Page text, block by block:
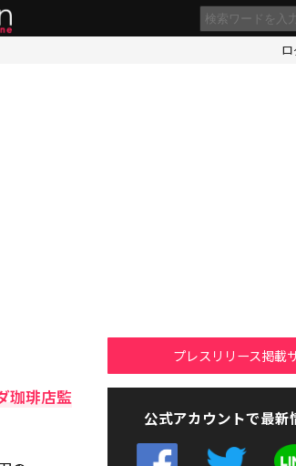
珈琲店監
プレスリリース掲載
公式アカウントで最新